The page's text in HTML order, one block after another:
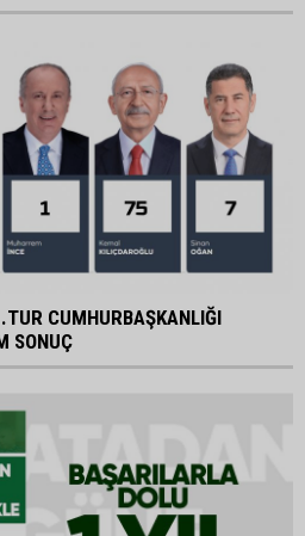
CUMHURBAŞKANLIĞI
SONUÇ